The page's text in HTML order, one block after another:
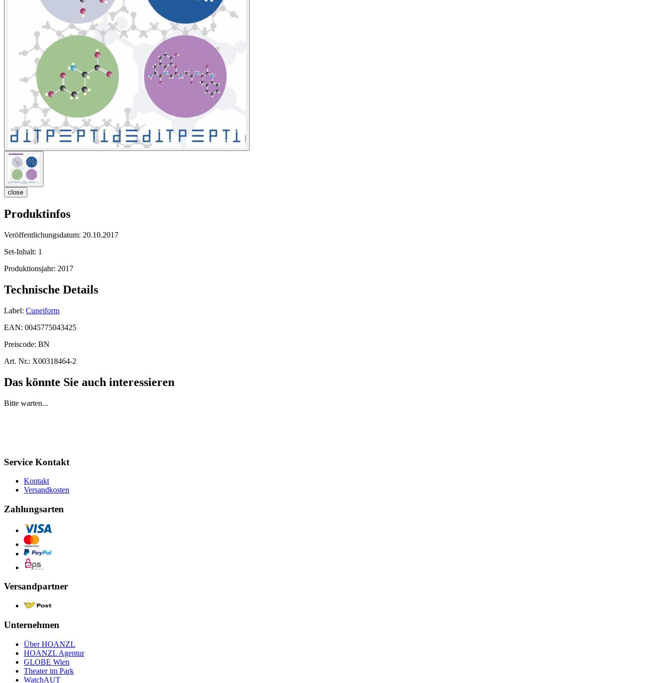
close
Produktinfos
Veröffentlichungsdatum: 20.10.2017
Set-Inhalt: 1
Produktionsjahr: 2017
Technische Details
Label: Cuneiform
EAN: 0045775043425
Preiscode: BN
Art. Nr.: X00318464-2
Das könnte Sie auch interessieren
Bitte warten...
Service Kontakt
Kontakt
Versandkosten
Zahlungsarten
Versandpartner
Unternehmen
Über HOANZL
HOANZL Agentur
GLOBE Wien
Theater im Park
WatchAUT